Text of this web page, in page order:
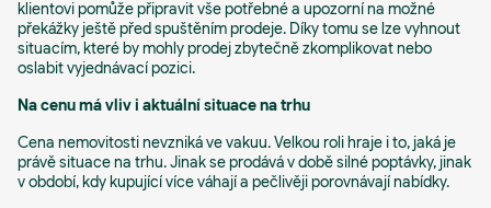
klientovi pomůže připravit vše potřebné a upozorní na možné
překážky ještě před spuštěním prodeje. Díky tomu se lze vyhnout
situacím, které by mohly prodej zbytečně zkomplikovat nebo
oslabit vyjednávací pozici.
Na cenu má vliv i aktuální situace na trhu
Cena nemovitosti nevzniká ve vakuu. Velkou roli hraje i to, jaká je
právě situace na trhu. Jinak se prodává v době silné poptávky, jinak
v období, kdy kupující více váhají a pečlivěji porovnávají nabídky.